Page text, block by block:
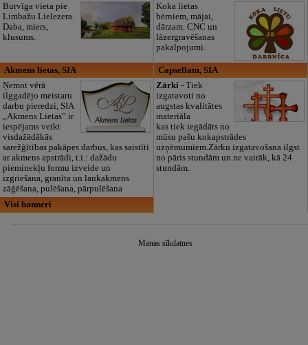
Burvīga vieta pie
Limbažu Lielezera.
Daba, miers,
klusums.
Koka lietas
bērniem, mājai,
dārzam. CNC un
lāzergravēšanas
pakalpojumi.
Akmens lietas, SIA
Ņemot vērā
ilggadējo meistaru
darbu pieredzi, SIA
„Akmens Lietas” ir
iespējams veikt
visdažādākās
sarežģītības pakāpes darbus, kas saistīti
ar akmens apstrādi, t.i.: dažādu
pieminekļu formu izveide un
izgriešana, granīta un laukakmens
zāģēšana, pulēšana, pārpulēšana
Capsellam, SIA
Zārki -Tiek
izgatavoti no
augstas kvalitātes
materiāla
kas tiek iegādāts no
mūsu pašu kokapstrādes
uzņēmumiem.Zārku izgatavošana ilgst
no pāris stundām un ne vairāk, kā 24
stundām.
Visi banneri
Manas sīkdatnes